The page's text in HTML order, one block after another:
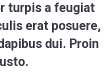
turpis a feugiat
erat posuere,
dui. Proin